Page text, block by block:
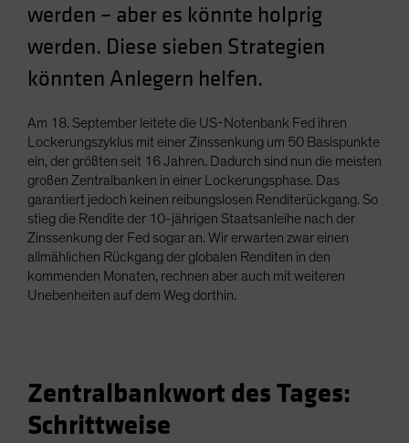
Switzerland
Taiwan - 台灣
UK
US (Non-US Citizens/NRC)
werden – aber es könnte holprig
werden. Diese sieben Strategien
könnten Anlegern helfen.
Am 18. September leitete die US-Notenbank Fed ihren
Lockerungszyklus mit einer Zinssenkung um 50 Basispunkte
ein, der größten seit 16 Jahren. Dadurch sind nun die meisten
großen Zentralbanken in einer Lockerungsphase. Das
garantiert jedoch keinen reibungslosen Renditerückgang. So
stieg die Rendite der 10-jährigen Staatsanleihe nach der
Zinssenkung der Fed sogar an. Wir erwarten zwar einen
allmählichen Rückgang der globalen Renditen in den
kommenden Monaten, rechnen aber auch mit weiteren
Unebenheiten auf dem Weg dorthin.
Zentralbankwort des Tages:
Schrittweise